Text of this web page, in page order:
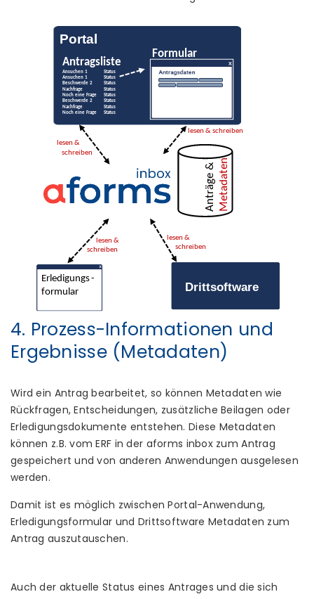
4. Prozess-Informationen und
Ergebnisse (Metadaten)
Wird ein Antrag bearbeitet, so können Metadaten wie
Rückfragen, Entscheidungen, zusätzliche Beilagen oder
Erledigungsdokumente entstehen. Diese Metadaten
können z.B. vom ERF in der aforms inbox zum Antrag
gespeichert und von anderen Anwendungen ausgelesen
werden.
Damit ist es möglich zwischen Portal-Anwendung,
Erledigungsformular und Drittsoftware Metadaten zum
Antrag auszutauschen.
Auch der aktuelle Status eines Antrages und die sich